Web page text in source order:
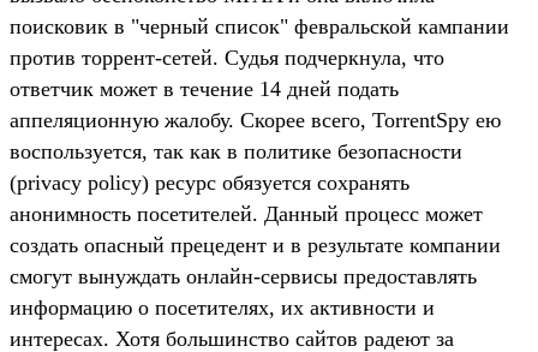
поисковик в "черный список" февральской кампании
против торрент-сетей. Судья подчеркнула, что
ответчик может в течение 14 дней подать
аппеляционную жалобу. Скорее всего, TorrentSpy ею
воспользуется, так как в политике безопасности
(privacy policy) ресурс обязуется сохранять
анонимность посетителей. Данный процесс может
создать опасный прецедент и в результате компании
смогут вынуждать онлайн-сервисы предоставлять
информацию о посетителях, их активности и
интересах. Хотя большинство сайтов радеют за